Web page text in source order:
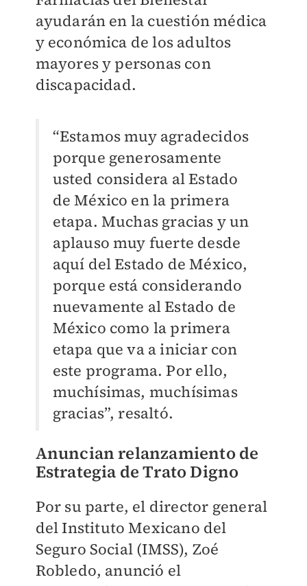
ayudarán en la cuestión médica
y económica de los adultos
mayores y personas con
discapacidad.
“Estamos muy agradecidos
porque generosamente
usted considera al Estado
de México en la primera
etapa. Muchas gracias y un
aplauso muy fuerte desde
aquí del Estado de México,
porque está considerando
nuevamente al Estado de
México como la primera
etapa que va a iniciar con
este programa. Por ello,
muchísimas, muchísimas
gracias”, resaltó.
Anuncian relanzamiento de
Estrategia de Trato Digno
Por su parte, el director general
del Instituto Mexicano del
Seguro Social (IMSS), Zoé
Robledo, anunció el